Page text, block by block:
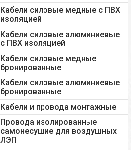
Кабели силовые медные с ПВХ
изоляцией
Кабели силовые алюминиевые
с ПВХ изоляцией
Кабели силовые медные
бронированные
Кабели силовые алюминиевые
бронированные
Кабели и провода монтажные
Провода изолированные
самонесущие для воздушных
ЛЭП